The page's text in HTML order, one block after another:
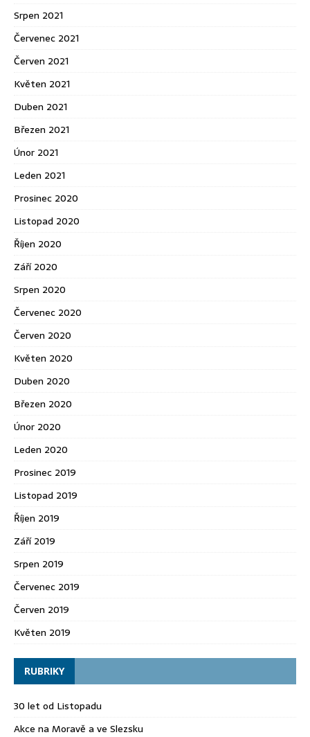
Srpen 2021
Červenec 2021
Červen 2021
Květen 2021
Duben 2021
Březen 2021
Únor 2021
Leden 2021
Prosinec 2020
Listopad 2020
Říjen 2020
Září 2020
Srpen 2020
Červenec 2020
Červen 2020
Květen 2020
Duben 2020
Březen 2020
Únor 2020
Leden 2020
Prosinec 2019
Listopad 2019
Říjen 2019
Září 2019
Srpen 2019
Červenec 2019
Červen 2019
Květen 2019
RUBRIKY
30 let od Listopadu
Akce na Moravě a ve Slezsku